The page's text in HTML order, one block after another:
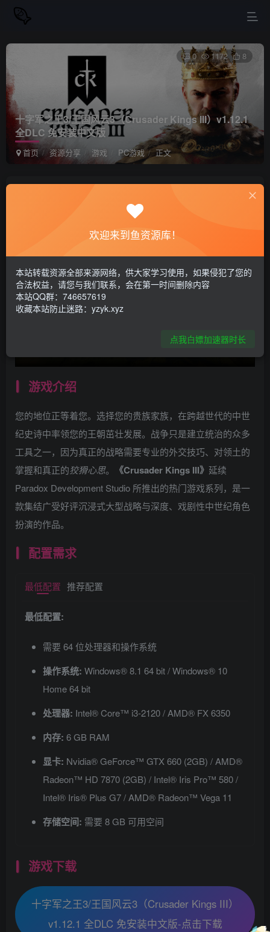
十字军之王3/王国风云3（Crusader Kings III）v1.12.1
全DLC 免安装中文版
首页 资源分享 游戏 PC游戏 正文
0 1172 8
私信
游戏介绍
您的地位正等着您。选择您的贵族家族，在跨越世代的中世
纪史诗中率领您的王朝茁壮发展。战争只是建立统治的众多
工具之一，因为真正的战略需要专业的外交技巧、对领土的
掌握和真正的狡猾心思。 《Crusader Kings III》 延续
Paradox Development Studio 所推出的热门游戏系列，是一
款集结广受好评沉浸式大型战略与深度、戏剧性中世纪角色
扮演的作品。
配置需求
最低配置 推荐配置
最低配置:
需要 64 位处理器和操作系统
操作系统: Windows® 8.1 64 bit / Windows® 10
Home 64 bit
处理器: Intel® Core™ i3-2120 / AMD® FX 6350
内存: 6 GB RAM
显卡: Nvidia® GeForce™ GTX 660 (2GB) / AMD®
Radeon™ HD 7870 (2GB) / Intel® Iris Pro™ 580 /
Intel® Iris® Plus G7 / AMD® Radeon™ Vega 11
存储空间: 需要 8 GB 可用空间
游戏下载
十字军之王3/王国风云3（Crusader Kings III）
v1.12.1 全DLC 免安装中文版-点击下载
欢迎来到鱼资源库！
本站转载资源全部来源网络，供大家学习使用，如果侵犯了您的
合法权益，请您与我们联系，会在第一时间删除内容
本站QQ群：746657619
收藏本站防止迷路：yzyk.xyz
点我白嫖加速器时长